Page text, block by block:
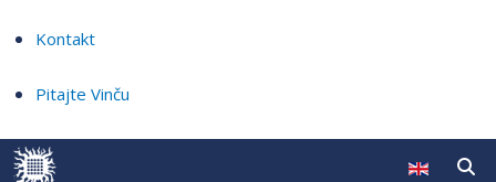
Kontakt
Pitajte Vinču